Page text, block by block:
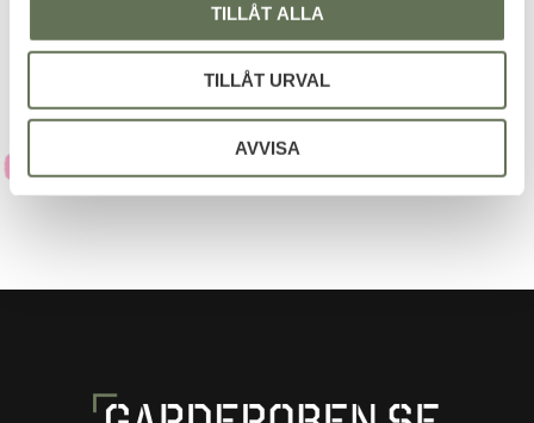
TILLÅT ALLA
TILLÅT URVAL
AVVISA
integritetspolicy.